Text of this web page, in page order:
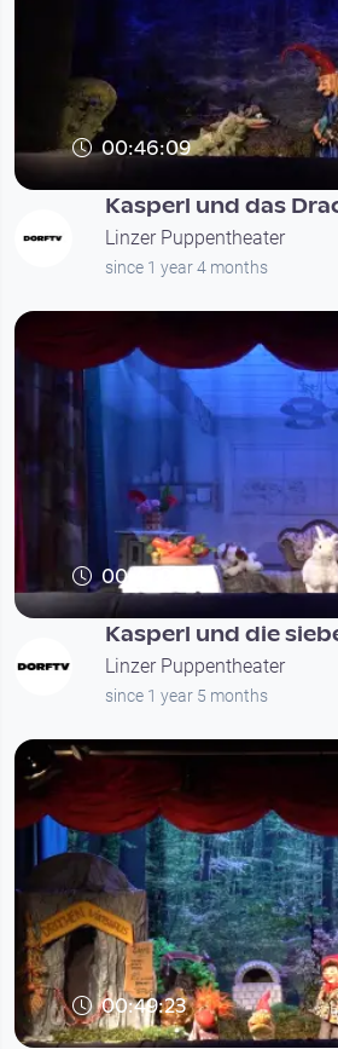
00:46:09
Kasperl und das
Linzer Puppentheater
since 1 year 4 months
00:41:28
Kasperl und die
Linzer Puppentheater
since 1 year 5 months
00:49:23